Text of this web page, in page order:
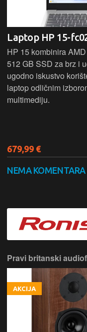
Laptop HP 15-
HP 15 kombinira
512 GB SSD za brz i
ugodno iskustvo
laptop odličnim
multimediju.
679,99 €
NEMA
Pravi britanski
AKCIJA